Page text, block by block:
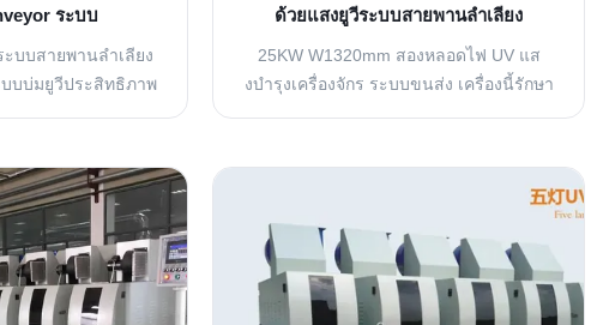
ระบบ
บบสายพานลำเลียง
บบ่มยูวีประสิทธิภาพ
ตภัณฑ์ 1 ลำแสงยูวี
รบ่มสียูวี กาว หมึก
ที) 2 การใช้งาน: บ่ม
ติกทุกชน...
ด้วยแสงยูวีระบบสายพานลำเลียง
25KW W1320mm สองหลอดไฟ UV แส
งบํารุงเครื่องจักร ระบบขนส่ง เครื่องนี้รักษา
สูง ประหยัดพลังงาน และเป็นมิตรต่อสิ่ง
ประสิทธิภาพการผลิตได้อย่างมาก และทํา
งานได้อย่างน่าเชื่อถือ ไม่ว่าจะเป็นสภาพ
ภายนอ...